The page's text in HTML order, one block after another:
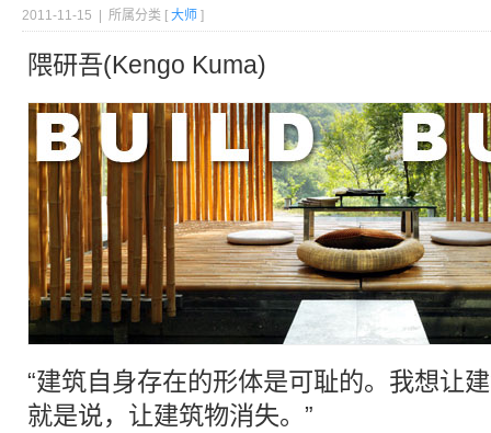
2011-11-15 | 所属分类 [ 大师 ]
隈研吾(Kengo Kuma)
“建筑自身存在的形体是可耻的。我想让
就是说，让建筑物消失。”